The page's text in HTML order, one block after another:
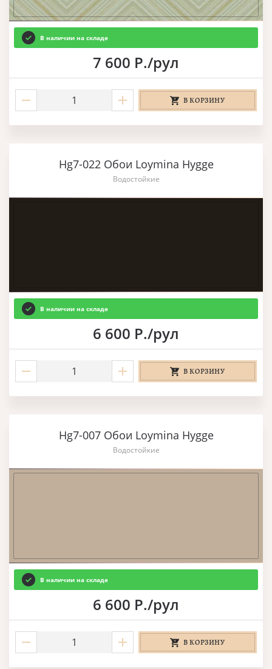
В наличии на складе
7 600 Р./рул
В КОРЗИНУ
Hg7-022 Обои Loymina Hygge
Водостойкие
В наличии на складе
6 600 Р./рул
В КОРЗИНУ
Hg7-007 Обои Loymina Hygge
Водостойкие
В наличии на складе
6 600 Р./рул
В КОРЗИНУ